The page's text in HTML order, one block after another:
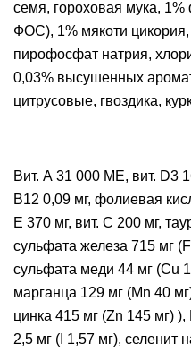
семя, гороховая мука,
ФОС), 1% мякоти
пирофосфат натрия,
0,03% высушенных
цитрусовые, гвоздика,
Вит. А 31 000 МЕ, вит. D3
В12 0,09 мг, фолиевая
Е 370 мг, вит. C 200 мг,
сульфата железа 715 мг
сульфата меди 44 мг (Cu
марганца 129 мг (Mn 40
цинка 415 мг (Zn 145 мг)
2,5 мг (I 1,57 мг), селенит